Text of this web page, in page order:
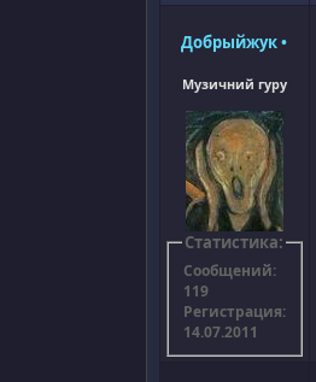
Добрыйжук•
Музичний гуру
Статистика:
Сообщений:
119
Регистрация:
14.07.2011